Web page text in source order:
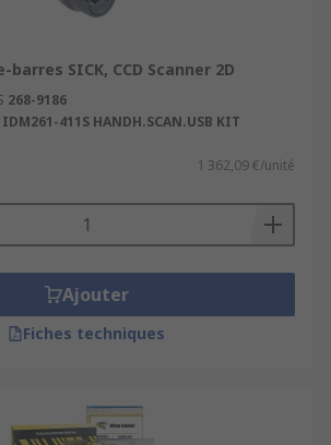
SICK, CCD Scanner 2D
268-9186
IDM261-411S HANDH.SCAN.USB KIT
1 362,09 €/unité
Ajouter
Fiches techniques